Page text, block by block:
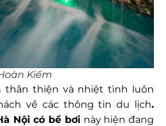
Kiếm
thân thiện và nhiệt tình luôn
về các thông tin du lịch.
Nội có bể bơi này hiện đang